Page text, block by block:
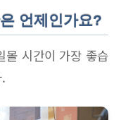
언제인가요?
몰 시간이 가장 좋습